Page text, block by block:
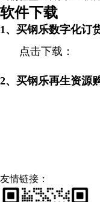
软件下载
1、买钢乐数字化订
点击下载：
2、买钢乐再生资源
友情链接：